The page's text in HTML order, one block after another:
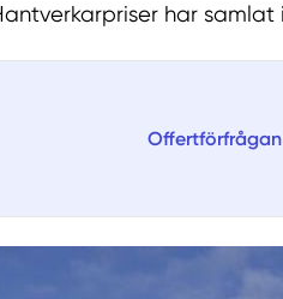
har samlat
Offertförfrågan